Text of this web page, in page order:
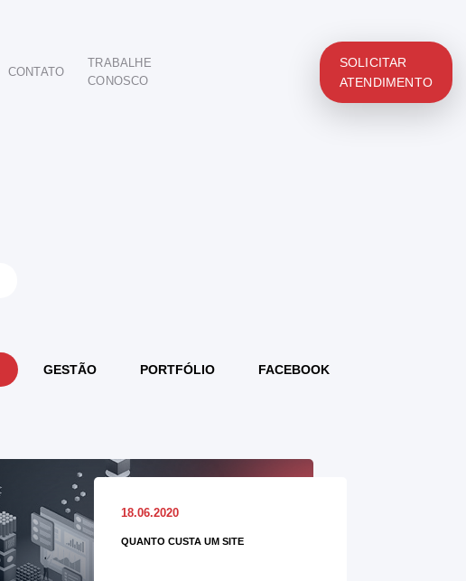
CONTATO
TRABALHE
CONOSCO
SOLICITAR
ATENDIMENTO
GESTÃO PORTFÓLIO FACEBOOK
18.06.2020
QUANTO CUSTA UM SITE